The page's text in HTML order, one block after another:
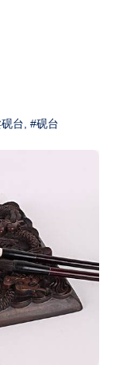
台,#砚台